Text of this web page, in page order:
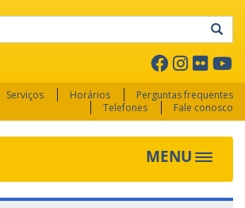
Serviços Horários
Perguntas frequentes
Telefones
Fale conosco
MENU Toggle